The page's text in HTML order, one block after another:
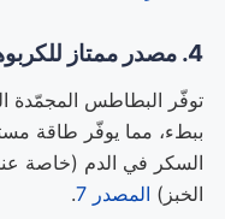
4. مصدر ممتاز للكربوهيدرات المعقّدة
توفّر البطاطس المجمّدة
ببطء، مما يوفّر طاقة
السكر في الدم (خاصة
الخبز) المصدر 7 .